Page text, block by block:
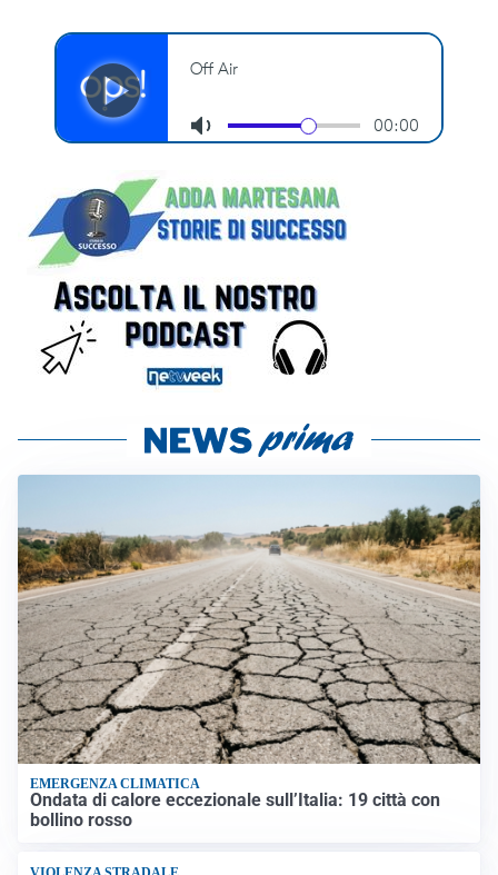
EMERGENZA CLIMATICA
Ondata di calore eccezionale sull’Italia: 19 città con
bollino rosso